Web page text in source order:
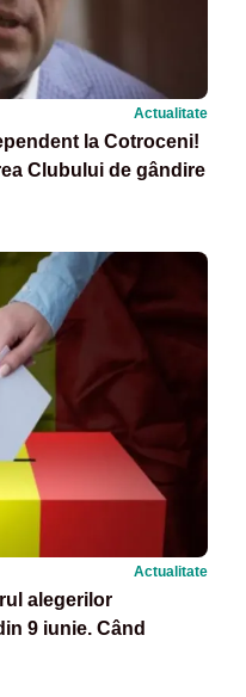
Actualitate
la Cotroceni!
Clubului de gândire
Actualitate
alegerilor
9 iunie. Când